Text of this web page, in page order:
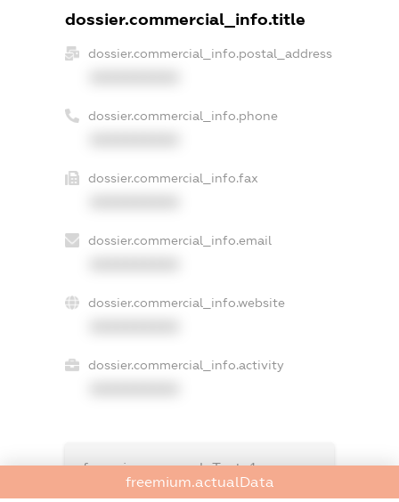
dossier.commercial_info.title
dossier.commercial_info.postal_address
dossier.commercial_info.phone
dossier.commercial_info.fax
dossier.commercial_info.email
dossier.commercial_info.website
dossier.commercial_info.activity
freemium.exampleText_1
freemium.exampleText_2
freemium.anonymousPerSearch2
freemium.actualData